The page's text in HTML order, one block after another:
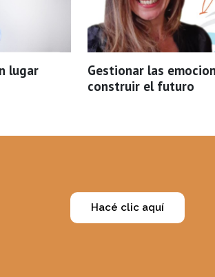
lugar
Gestionar las
construir el futuro
Hacé clic aquí